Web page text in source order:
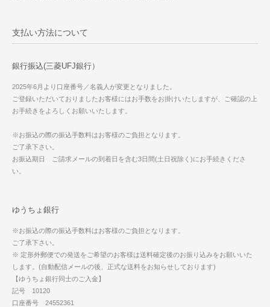
支払い方法について
銀行振込(三菱UFJ銀行）
2025年6月より口座番号／名義人が変更となりました。
ご登録いただいておりましたお客様にはお手数をお掛けいたしますが、ご確認の上
お手続きをよろしくお願いいたします。
※お振込の際の振込手数料はお客様のご負担となります。
ご了承下さい。
お振込期日 ご請求メールの到着日を含む3日間(土日祝除く)にお手続きくださ
い。
ゆうちょ銀行
※お振込の際の振込手数料はお客様のご負担となります。
ご了承下さい。
※ 定形外郵便での発送をご希望のお客様は送料確定後のお振り込みをお願いいた
します。(自動配信メールの後、正式な送料をお知らせしております)
【ゆうちょ銀行同士のご入金】
記号 10120
口座番号 24552361